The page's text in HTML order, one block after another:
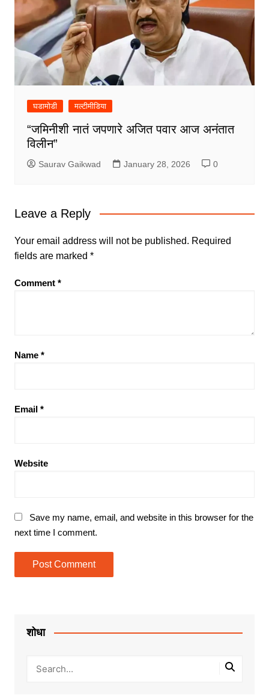
घडामोडी मल्टीमीडिया
“जमिनीशी नातं जपणारे अजित पवार आज अनंतात
विलीन”
Saurav Gaikwad January 28, 2026 0
Leave a Reply
Your email address will not be published. Required
fields are marked *
Comment *
Name *
Email *
Website
Save my name, email, and website in this browser for the
next time I comment.
शोधा